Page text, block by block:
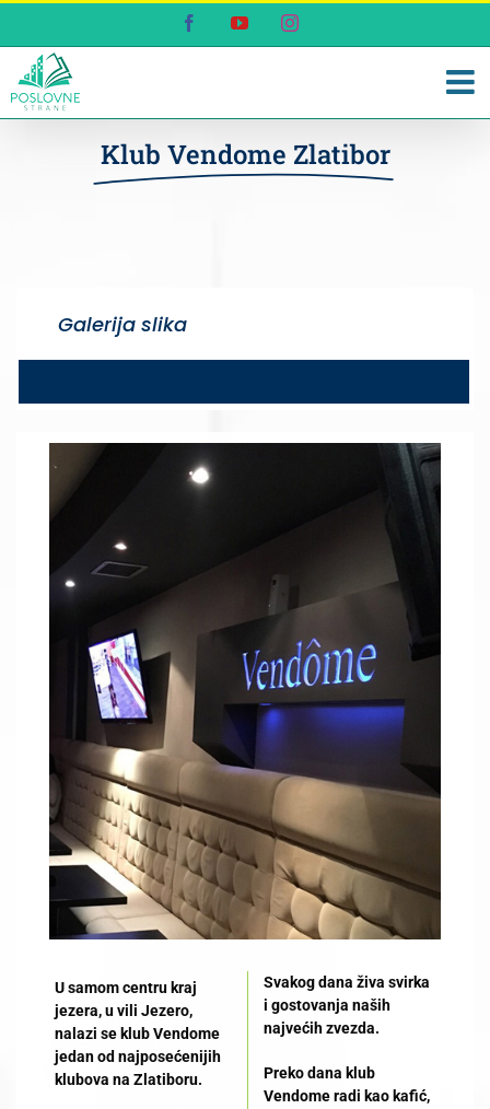
content
FacebookYouTubeInstagram
Klub Vendome Zlatibor
Galerija slika
U samom centru kraj
jezera, u vili Jezero,
nalazi se klub Vendome
jedan od najposećenijih
klubova na Zlatiboru.
Svakog dana živa svirka
i gostovanja naših
najvećih zvezda.
Preko dana klub
Vendomeradi kao kafić,